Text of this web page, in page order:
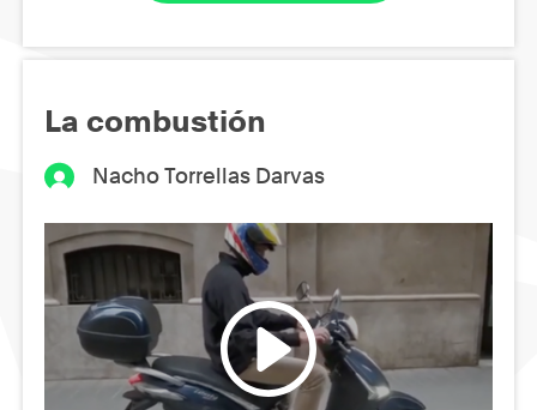
La combustión
Nacho Torrellas Darvas